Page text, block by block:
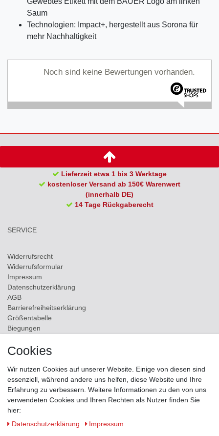
Saum
Technologien: Impact+, hergestellt aus Sorona für
mehr Nachhaltigkeit
Noch sind keine Bewertungen vorhanden.
Lieferzeit etwa 1 bis 3 Werktage
kostenloser Versand ab 150€ Warenwert
(innerhalb DE)
14 Tage Rückgaberecht
SERVICE
Widerrufs­recht
Widerrufs­formular
Impressum
Daten­schutz­erklärung
AGB
Barrierefreiheitserklärung
Größentabelle
Biegungen
Kontakt
ZAHLUNGSMÖGLICHKEITEN
Cookies
Wir nutzen Cookies auf unserer Website. Einige von diesen sind
essenziell, während andere uns helfen, diese Website und Ihre
Erfahrung zu verbessern. Weitere Informationen zu den von uns
verwendeten Cookies und Ihren Rechten als Nutzer finden Sie
hier:
Daten­schutz­erklärung
Impressum